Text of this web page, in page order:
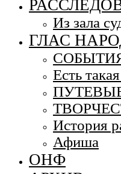
Из зала
ГЛАС
Есть
История
Афиша
ОНФ